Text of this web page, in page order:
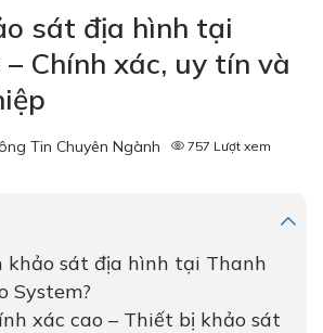
sát địa hình tại
Chính xác, uy tín và
Tin Chuyên Ngành 757 Lượt xem
khảo sát địa hình tại Thanh
System?
xác cao – Thiết bị khảo sát